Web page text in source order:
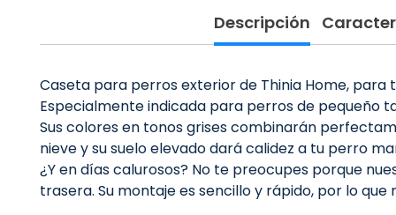
Descripción
Caseta para perros exterior de Thinia Home,
Especialmente indicada para perros de pequeño
Sus colores en tonos grises combinarán
nieve y su suelo elevado dará calidez a tu perro
¿Y en días calurosos? No te preocupes porque
trasera. Su montaje es sencillo y rápido, por lo